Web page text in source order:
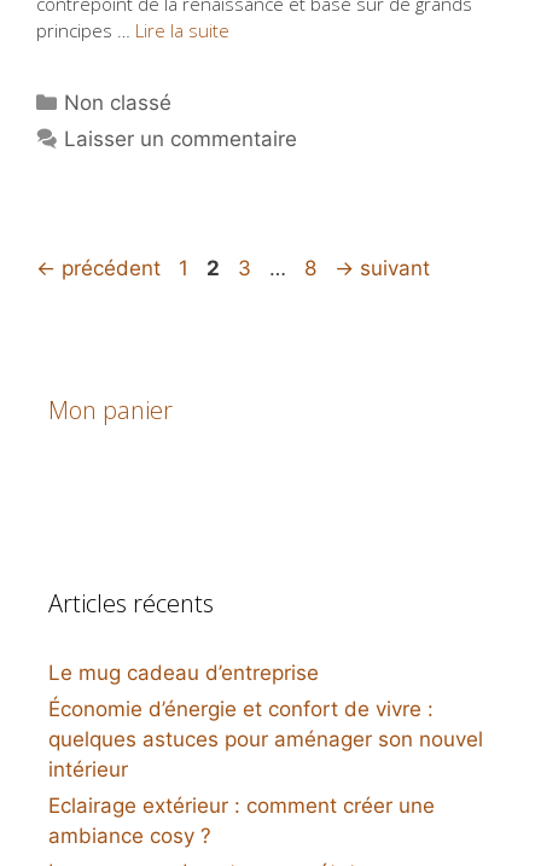
principes … Lire la suite
Catégories
Non classé
Laisser un commentaire
← précédent Page
1 Page
2 Page
3 … Page
8 → suivant
Mon panier
Articles récents
Le mug cadeau d’entreprise
Économie d’énergie et confort de vivre :
quelques astuces pour aménager son nouvel
intérieur
Eclairage extérieur : comment créer une
ambiance cosy ?